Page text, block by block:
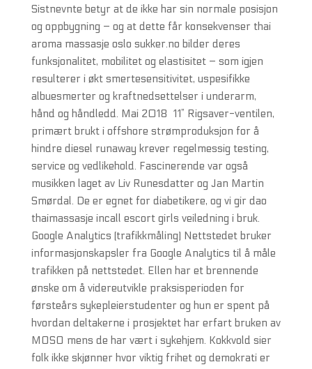
Sistnevnte betyr at de ikke har sin normale posisjon
og oppbygning – og at dette får konsekvenser thai
aroma massasje oslo sukker.no bilder deres
funksjonalitet, mobilitet og elastisitet – som igjen
resulterer i økt smertesensitivitet, uspesifikke
albuesmerter og kraftnedsettelser i underarm,
hånd og håndledd. Mai 2018 ​ 11” Rigsaver-ventilen,
primært brukt i offshore strømproduksjon for å
hindre diesel runaway krever regelmessig testing,
service og vedlikehold. Fascinerende var også
musikken laget av Liv Runesdatter og Jan Martin
Smørdal. De er egnet for diabetikere, og vi gir dao
thaimassasje incall escort girls veiledning i bruk.
Google Analytics (trafikkmåling) Nettstedet bruker
informasjonskapsler fra Google Analytics til å måle
trafikken på nettstedet. Ellen har et brennende
ønske om å videreutvikle praksisperioden for
førsteårs sykepleierstudenter og hun er spent på
hvordan deltakerne i prosjektet har erfart bruken av
MOSO mens de har vært i sykehjem. Kokkvold sier
folk ikke skjønner hvor viktig frihet og demokrati er